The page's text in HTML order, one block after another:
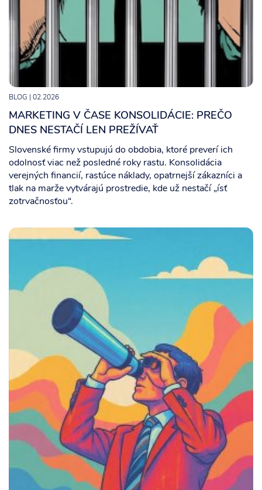
BLOG | 02.2026
MARKETING V ČASE KONSOLIDÁCIE: PREČO
DNES NESTAČÍ LEN PREŽÍVAŤ
Slovenské firmy vstupujú do obdobia, ktoré preverí ich
odolnosť viac než posledné roky rastu. Konsolidácia
verejných financií, rastúce náklady, opatrnejší zákazníci a
tlak na marže vytvárajú prostredie, kde už nestačí „ísť
zotrvačnosťou“.